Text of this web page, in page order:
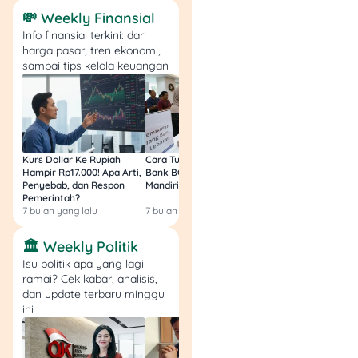
1. Pilih Vendor Dekat
Venue
Cari vendor yang lokasinya
dekat dengan venue, ya.
Soalnya, kalau jauh, bisa
jadi ada biaya transportasi
tambahan.
2. Cek Portofolio dan
Review
Sebelum pilih vendor,
pastikan cek portofolio
mereka di media sosial
atauwebsite. Vendor yang
aktif biasanya sering
share
foto atau video pernikahan
klien mereka, serta
💸 Weekly Finansial
Info finansial terkini: dari
harga pasar, tren ekonomi,
sampai tips kelola keuangan
Kurs Dollar Ke Rupiah
Hampir Rp17.000! Apa Arti,
Penyebab, dan Respon
Pemerintah?
7 bulan yang lalu
Cara Tukar Uang Baru di
Bank BCA (Umum, BNI,
Mandiri, BRI, dan BSI) 2026!
7 bulan yang lalu
🏛️ Weekly Politik
Isu politik apa yang lagi
ramai? Cek kabar, analisis,
dan update terbaru minggu
ini